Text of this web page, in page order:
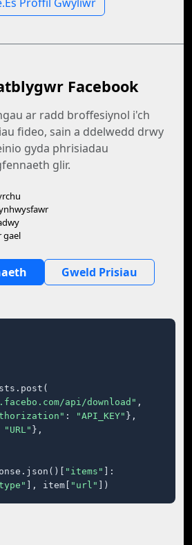
Facebook
ar radd broffesiynol i'ch
fideo, sain a ddelwedd drwy
gyda phrisiadau
glir.
gael
Gweld Prisiau
api/download" ,
: "API_KEY" },
"URL" },
"items"
]:
], item[ "url" ])